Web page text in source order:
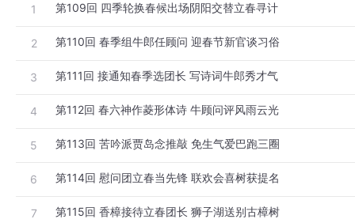
1 第109回 四季轮换春候出场阴阳交替立春寻计
2 第110回 春季组牛郎任顾问 迎春节新官谈习俗
3 第111回 接通知春季选团长 写诗词牛郎秀才气
4 第112回 春六神作菱形体诗 牛顾问评风雨云光
5 第113回 苦吟派贾岛念推敲 免生气爱巴跑三圈
6 第114回 慰问团立春当先锋 联欢会喜树获提名
7 第115回 香樟接待立春团长 狮子湖送别古樟树